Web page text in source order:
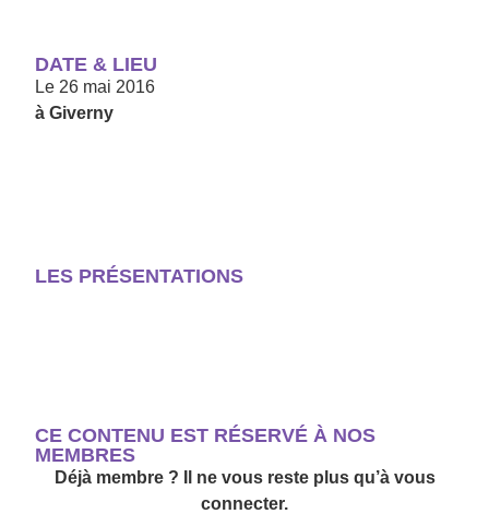
DATE & LIEU
Le 26 mai 2016
à Giverny
LES PRÉSENTATIONS
CE CONTENU EST RÉSERVÉ À NOS
MEMBRES
Déjà membre ? Il ne vous reste plus qu’à vous
connecter.